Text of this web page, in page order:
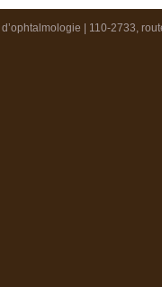
| 110-2733,